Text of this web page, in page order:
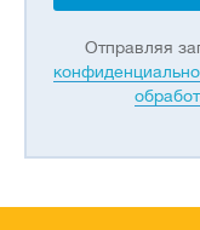
Отправляя